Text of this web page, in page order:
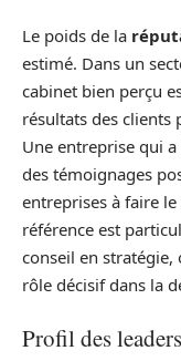
Le poids de la
estimé. Dans un
cabinet bien perçu
résultats des clients
Une entreprise qui
des témoignages
entreprises à faire
référence est
conseil en
rôle décisif dans la
Profil des